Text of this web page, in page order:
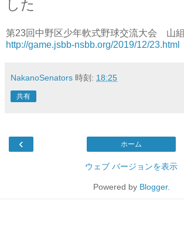
した
第23回中野区少年軟式野球交流大会 山組
http://game.jsbb-nsbb.org/2019/12/23.html
NakanoSenators 時刻: 18:25
共有
‹ ホーム
ウェブ バージョンを表示
Powered by Blogger.